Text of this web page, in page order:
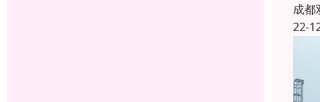
成都
22-